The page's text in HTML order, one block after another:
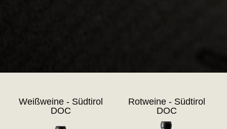
Weißweine - Südtirol
DOC
Rotweine - Südtirol
DOC